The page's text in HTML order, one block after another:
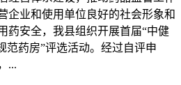
企业和使用单位良好的社会形象和
药安全，我县组织开展首届“中健
范药房”评选活动。经过自评申
...